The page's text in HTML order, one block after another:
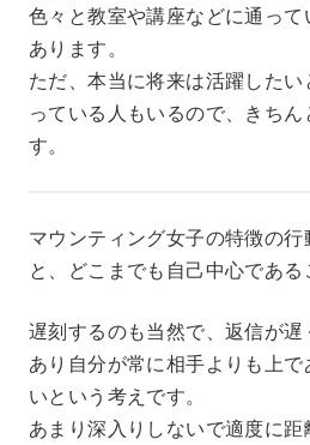
色々と教室や講座などに通っ
あります。
ただ、本当に将来は活躍した
っている人もいるので、きち
す。
マウンティング女子の特徴の行
と、どこまでも自己中心である
遅刻するのも当然で、返信が
あり自分が常に相手よりも上
いという考えです。
あまり深入りしないで適度に